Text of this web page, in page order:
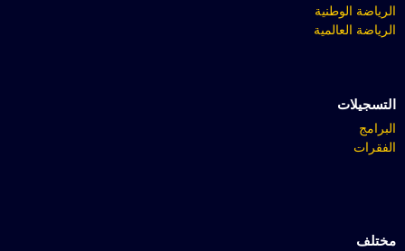
الرياضة الوطنية
الرياضة العالمية
التسجيلات
البرامج
الفقرات
مختلف